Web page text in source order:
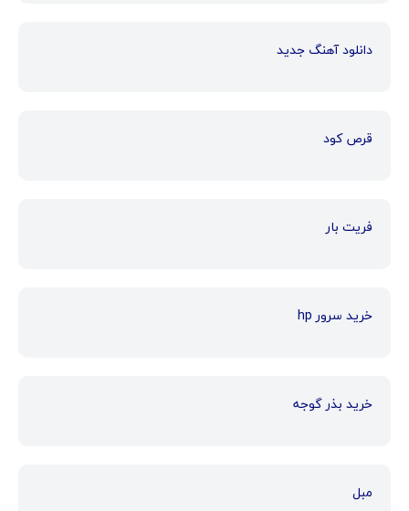
دانلود آهنگ جدید
قرص کود
فریت بار
خرید سرور hp
خرید بذر گوجه
مبل